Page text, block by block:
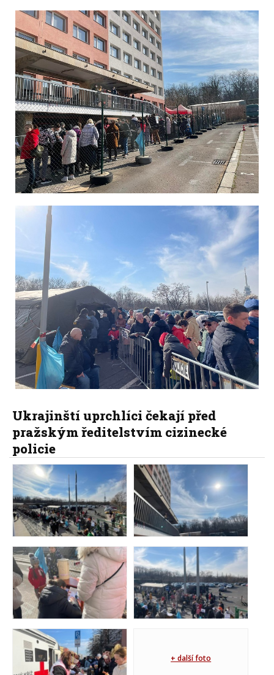
Ukrajinští uprchlíci čekají před
pražským ředitelstvím cizinecké
policie
+ další foto